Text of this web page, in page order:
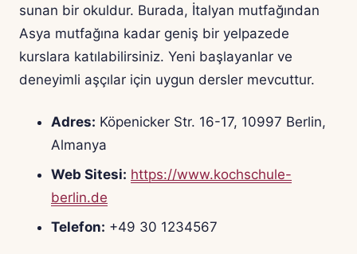
sunan bir okuldur. Burada, İtalyan mutfağından
Asya mutfağına kadar geniş bir yelpazede
kurslara katılabilirsiniz. Yeni başlayanlar ve
deneyimli aşçılar için uygun dersler mevcuttur.
Adres: Köpenicker Str. 16-17, 10997 Berlin,
Almanya
Web Sitesi: https://www.kochschule-
berlin.de
Telefon: +49 30 1234567